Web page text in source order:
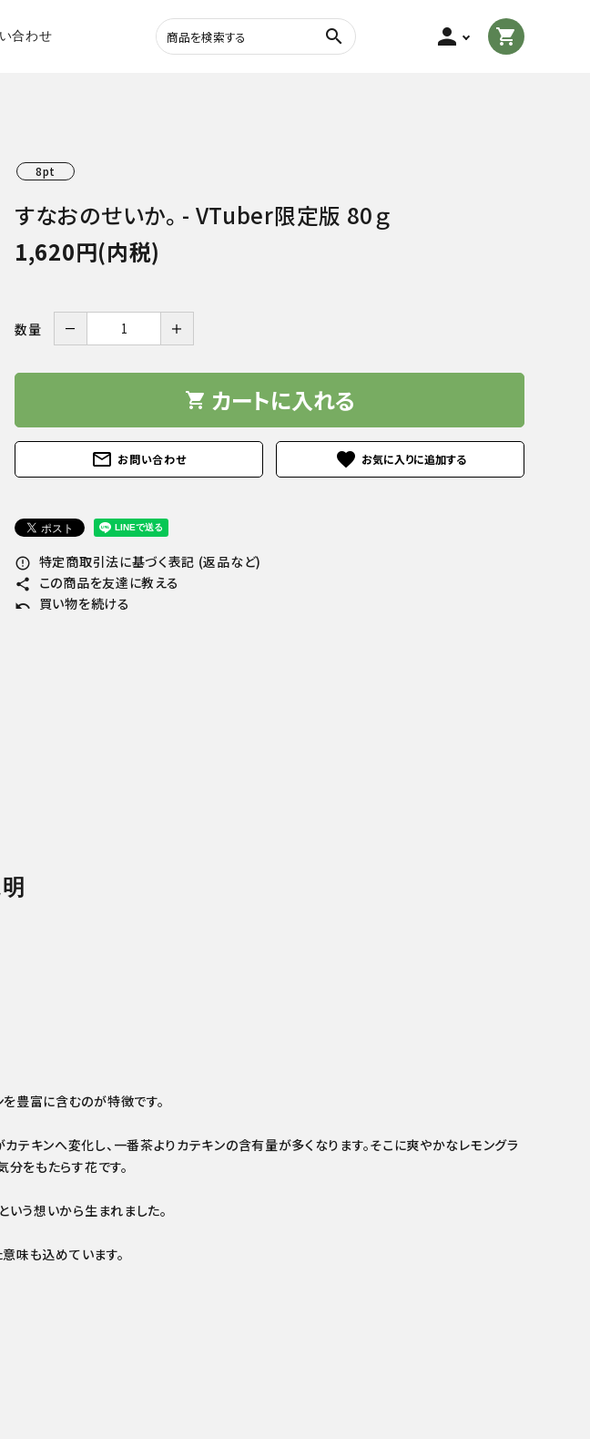
フィルターインボトル・
茶さじ・茶缶・ふきん
合わせ search person shopping_cart
8pt
すなおのせいか。 - VTuber限定版 80ｇ
1,620円(内税)
数量 － ＋
shopping_cart カートに入れる
mail_outline お問い合わせ favorite
error_outline 特定商取引法に基づく表記 (返品など)
share この商品を友達に教える
undo 買い物を続ける
豊富に含むのが特徴です。
キンへ変化し、一番茶よりカテキンの含有量が多くなります。そこに爽やかなレモングラ
をもたらす花です。
いう想いから生まれました。
味も込めています。